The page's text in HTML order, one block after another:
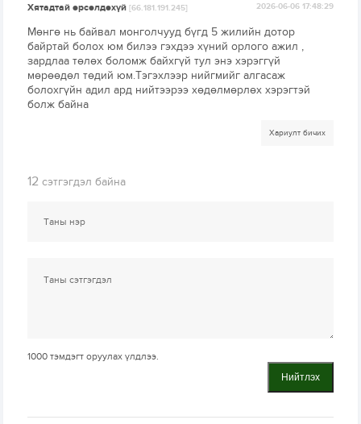
Хятадтай өрсөлдөхүй[66.181.191.245] 2026-06-06 17:48:29
Мөнгө нь байвал монголчууд бүгд 5 жилийн дотор
байртай болох юм билээ гэхдээ хүний орлого ажил ,
зардлаа төлөх боломж байхгүй тул энэ хэрэггүй
мөрөөдөл төдий юм.Тэгэхлээр нийгмийг алгасаж
болохгүйн адил ард нийтээрээ хөдөлмөрлөх хэрэгтэй
болж байна
Хариулт бичих
12 сэтгэгдэл байна
1000 тэмдэгт оруулах үлдлээ.
Нийтлэх